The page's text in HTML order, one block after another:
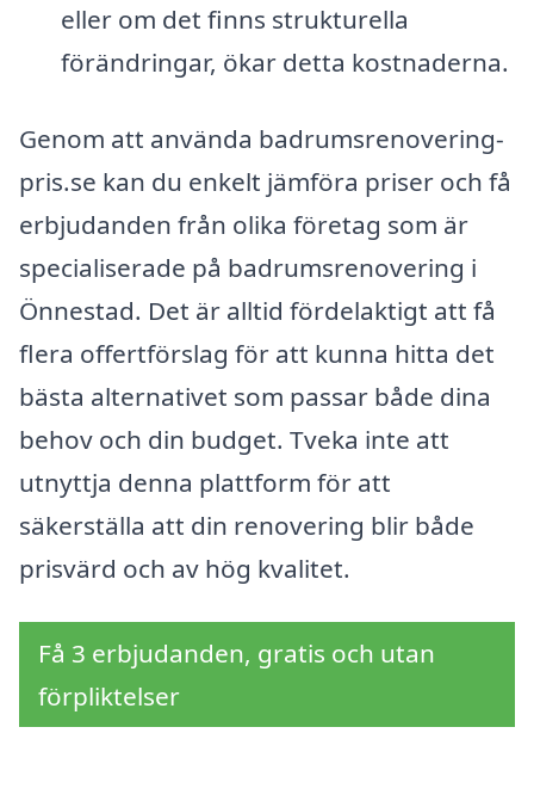
eller om det finns strukturella
förändringar, ökar detta kostnaderna.
Genom att använda badrumsrenovering-
pris.se kan du enkelt jämföra priser och få
erbjudanden från olika företag som är
specialiserade på badrumsrenovering i
Önnestad. Det är alltid fördelaktigt att få
flera offertförslag för att kunna hitta det
bästa alternativet som passar både dina
behov och din budget. Tveka inte att
utnyttja denna plattform för att
säkerställa att din renovering blir både
prisvärd och av hög kvalitet.
Få 3 erbjudanden, gratis och utan
förpliktelser